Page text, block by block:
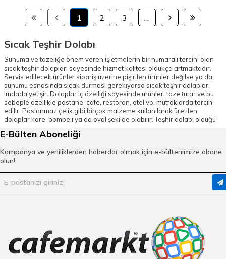
1 2 3
Sıcak Teşhir Dolabı
Sunuma ve tazeliğe önem veren işletmelerin bir numaralı tercihi olan
sıcak teşhir dolapları sayesinde hizmet kalitesi oldukça artmaktadır.
Servis edilecek ürünler sipariş üzerine pişirilen ürünler değilse ya da
sunumu esnasında sıcak durması gerekiyorsa sıcak teşhir dolapları
imdada yetişir. Dolaplar iç özelliği sayesinde ürünleri taze tutar ve bu
sebeple özellikle pastane, cafe, restoran, otel vb. mutfaklarda tercih
edilir. Paslanmaz çelik gibi birçok malzeme kullanılarak üretilen
dolaplar kare, bombeli ya da oval şekilde olabilir. Teşhir dolabı olduğu
için tüm sıcak teşhir dolaplarının ön tarafı şeffaf camdan üretilmektedir.
Sıcak Teşhir Dolabı Modelleri
Günlük üretim ve satış yapan işletmelerde ürünün taze olması tercih
sebebidir. Taze kalmış, güzel muhafaza edilen ürünler hızlı satışı sağlar.
Muhafaza etmenin en önemli etmenleri ortam ısısı, muhafaza dolabı ve
mekan sıcaklığıdır. Ürünlerin taze olması için hava almadan doğru ısıda
beklemesi gerekmektedir. Sıcak teşhir dolapları uygun şartları
mevcuttur. Düz ya da çok katlı sıcak teşhir dolapları bulunmaktadır.
Ürünün sıcak kalmasını sağlayan stantlar da bulunmaktadır. Üzerindeki
ısı kaynağı sayesinde yemeği sıcak tutabilir.
Sıcak Teşhir Dolabı Fiyatları
E-Bülten Aboneliği
Kampanya ve yeniliklerden haberdar olmak için e-bültenimize abone
olun!